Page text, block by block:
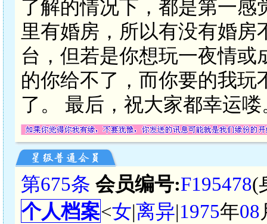
了解的情况下，都是第一感
里有婚房，所以有没有婚
台，但若是你想玩一夜情
的你给不了，而你要的我
了。 最后，祝大家都幸运喽
第675条 会员编号:F195478(
个人档案<女|离异|1975年08